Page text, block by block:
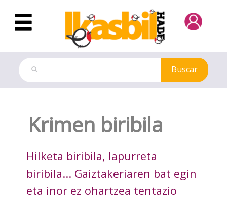
Saltar al contenido principal
Buscar
Krimen biribila
Hilketa biribila, lapurreta
biribila... Gaiztakeriaren bat egin
eta inor ez ohartzea tentazio